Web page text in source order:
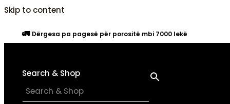
Skip to content
🚛 Dërgesa pa pagesë për porositë mbi 7000 lekë
Search & Shop